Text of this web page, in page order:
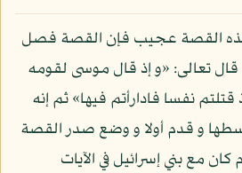
لهذه القصة عجيب فإن القصة فصل
تعالى: «و إذ قال موسى لقومه
نفسا فادارأتم فيها» ثم إنه
و قدم أولا و وضع صدر القصة
كان مع بني إسرائيل في الآيات